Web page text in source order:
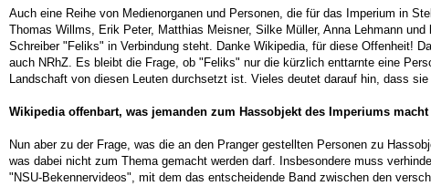
Auch eine Reihe von Medienorganen und Personen, die für das Imperium in
Thomas Willms, Erik Peter, Matthias Meisner, Silke Müller, Anna Lehmann
Schreiber "Feliks" in Verbindung steht. Danke Wikipedia, für diese Offenheit!
auch NRhZ. Es bleibt die Frage, ob "Feliks" nur die kürzlich enttarnte eine
Landschaft von diesen Leuten durchsetzt ist. Vieles deutet darauf hin, dass
Wikipedia offenbart, was jemanden zum Hassobjekt des Imperiums macht
Nun aber zu der Frage, was die an den Pranger gestellten Personen zu
was dabei nicht zum Thema gemacht werden darf. Insbesondere muss
"NSU-Bekennervideos", mit dem das entscheidende Band zwischen den